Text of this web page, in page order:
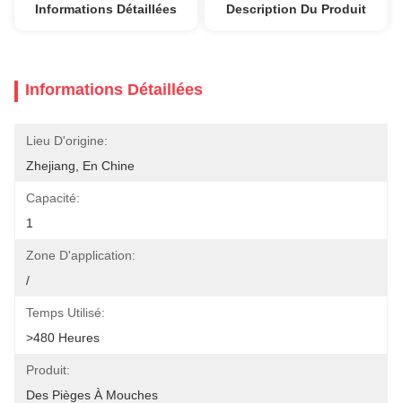
Informations Détaillées Description Du Produit
Informations Détaillées
Lieu D'origine:
Zhejiang, En Chine
Capacité:
1
Zone D'application:
/
Temps Utilisé:
>480 Heures
Produit:
Des Pièges À Mouches